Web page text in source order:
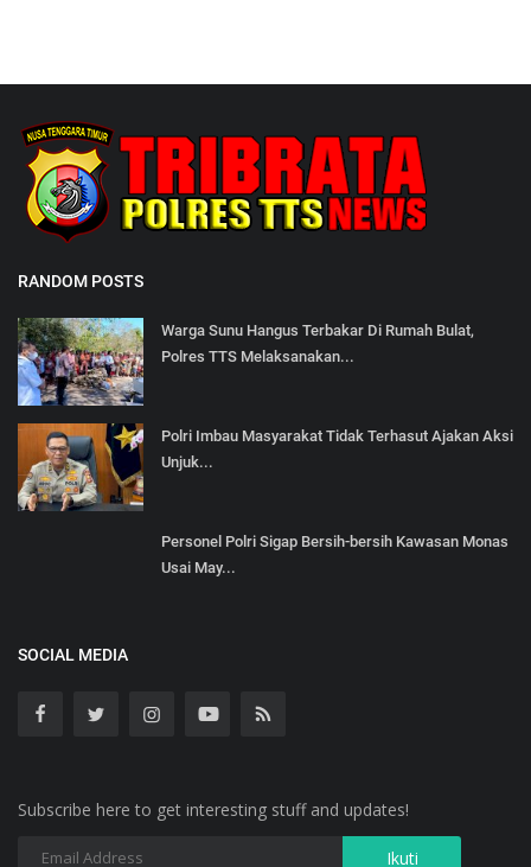
RANDOM POSTS
Warga Sunu Hangus Terbakar Di Rumah Bulat,
Polres TTS Melaksanakan...
Polri Imbau Masyarakat Tidak Terhasut Ajakan Aksi
Unjuk...
Personel Polri Sigap Bersih-bersih Kawasan Monas
Usai May...
SOCIAL MEDIA
Subscribe here to get interesting stuff and updates!